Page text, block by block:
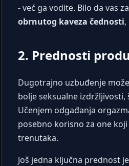
- već ga vodite. Bilo da vas
obrnutog kaveza čednosti
2. Prednosti
Dugotrajno uzbuđenje
bolje seksualne
Učenjem odgađanja
posebno korisno za one
trenutaka.
Još jedna ključna prednost